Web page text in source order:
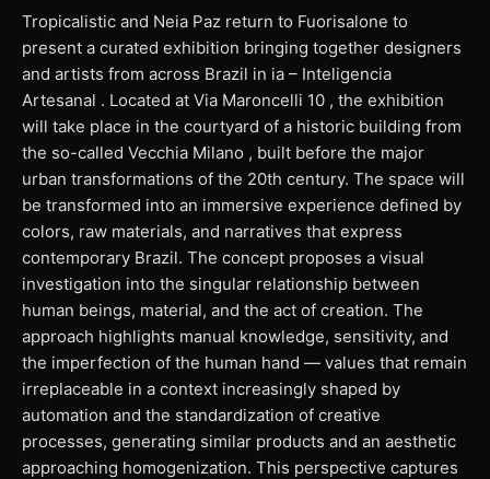
Tropicalistic and Neia Paz return to Fuorisalone to
present a curated exhibition bringing together designers
and artists from across Brazil in ia – Inteligencia
Artesanal . Located at Via Maroncelli 10 , the exhibition
will take place in the courtyard of a historic building from
the so-called Vecchia Milano , built before the major
urban transformations of the 20th century. The space will
be transformed into an immersive experience defined by
colors, raw materials, and narratives that express
contemporary Brazil. The concept proposes a visual
investigation into the singular relationship between
human beings, material, and the act of creation. The
approach highlights manual knowledge, sensitivity, and
the imperfection of the human hand — values that remain
irreplaceable in a context increasingly shaped by
automation and the standardization of creative
processes, generating similar products and an aesthetic
approaching homogenization. This perspective captures